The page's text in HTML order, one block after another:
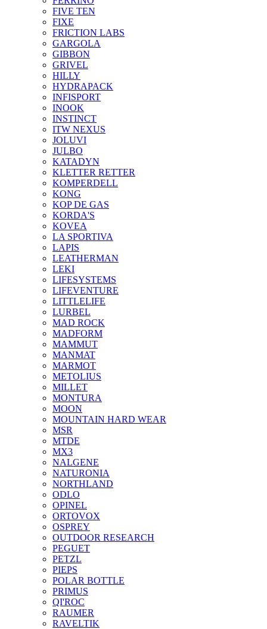
FIVE TEN
FIXE
FRICTION LABS
GARGOLA
GIBBON
GRIVEL
HILLY
HYDRAPACK
INFISPORT
INOOK
INSTINCT
ITW NEXUS
JOLUVI
JULBO
KATADYN
KLETTER RETTER
KOMPERDELL
KONG
KOP DE GAS
KORDA'S
KOVEA
LA SPORTIVA
LAPIS
LEATHERMAN
LEKI
LIFESYSTEMS
LIFEVENTURE
LITTLELIFE
LURBEL
MAD ROCK
MADFORM
MAMMUT
MANMAT
MARMOT
METOLIUS
MILLET
MONTURA
MOON
MOUNTAIN HARD WEAR
MSR
MTDE
MX3
NALGENE
NATURONIA
NORTHLAND
ODLO
OPINEL
ORTOVOX
OSPREY
OUTDOOR RESEARCH
PEGUET
PETZL
PIEPS
POLAR BOTTLE
PRIMUS
QI'ROC
RAUMER
RAVELTIK